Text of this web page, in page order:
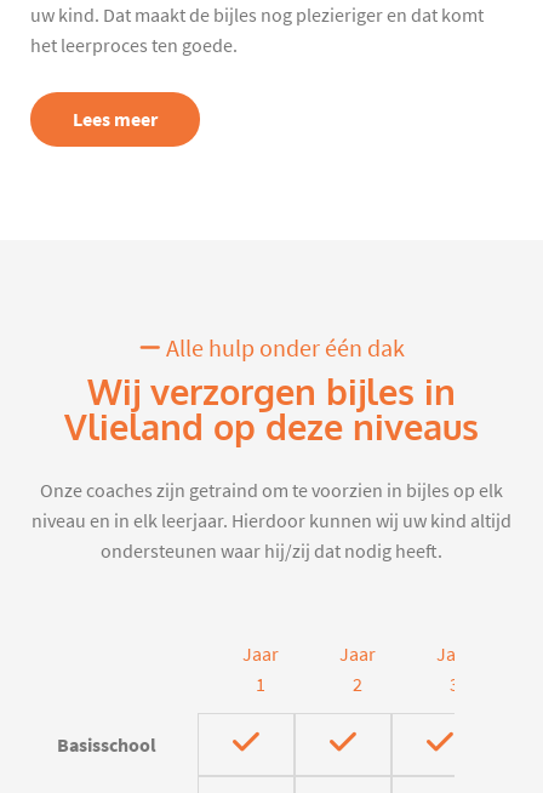
uw kind. Dat maakt de bijles nog plezieriger en dat komt
het leerproces ten goede.
Lees meer
Alle hulp onder één dak
Wij verzorgen bijles in
Vlieland op deze niveaus
Onze coaches zijn getraind om te voorzien in bijles op elk
niveau en in elk leerjaar. Hierdoor kunnen wij uw kind altijd
ondersteunen waar hij/zij dat nodig heeft.
Jaar
1
Jaar
2
Jaar
3
Basisschool